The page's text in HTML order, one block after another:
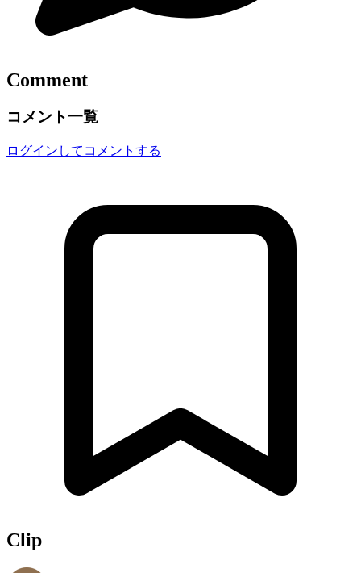
Comment
コメント一覧
ログインしてコメントする
Clip